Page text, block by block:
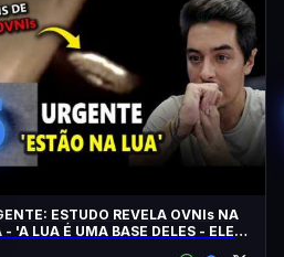
ESTUDO REVELA OVNIs NA
- 'A LUA É UMA BASE DELES - ELES